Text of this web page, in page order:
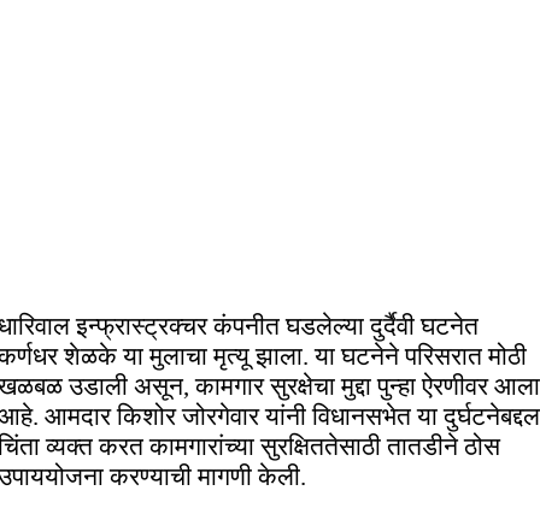
इन्फ्रास्ट्रक्चर कंपनीत घडलेल्या दुर्दैवी घटनेत
शेळके या मुलाचा मृत्यू झाला. या घटनेने परिसरात मोठी
उडाली असून, कामगार सुरक्षेचा मुद्दा पुन्हा ऐरणीवर आला
आमदार किशोर जोरगेवार यांनी विधानसभेत या दुर्घटनेबद्दल
व्यक्त करत कामगारांच्या सुरक्षिततेसाठी तातडीने ठोस
करण्याची मागणी केली.